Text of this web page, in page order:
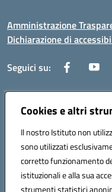
Cookies e altri
Il nostro Istituto non
sono utilizzati
corretto funzionamento
istituzionali e alla sua
strumenti statistici
Amministrazione
Dichiarazione di
Seguici su:
Indirizzo:Corso Fornari, 1 -
Posta elettronica certificata
Codice fiscale: 93249230728
Codice meccanografico: